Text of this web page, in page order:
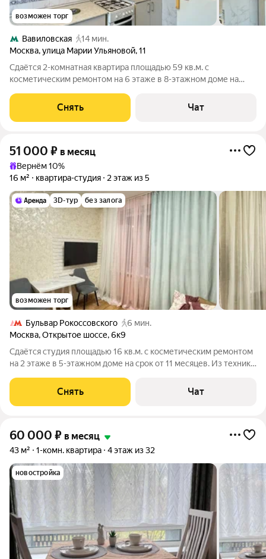
возможен торг
Вавиловская
14 мин.
Москва,улица Марии Ульяновой,11
Сдаётся 2-комнатная квартира площадью 59 кв.м. с
косметическим ремонтом на 6 этаже в 8-этажном доме на
Стиральная машина Холодильник Дом - кирпичный, окна
выходят во двор. В подъезде 1
Снять Чат
51 000 ₽ в месяц
Вернём 10%
16 м²
квартира-студия 2 этаж из 5
3D-тур без залога
возможен торг
Бульвар Рокоссовского
6 мин.
Москва,Открытое шоссе,6к9
Сдаётся студия площадью 16 кв.м. с косметическим ремонтом
на 2 этаже в 5-этажном доме на срок от 11 месяцев. Из техники
Холодильник Микроволновка Дом - кирпичный, окна выходят
на улицу. Коммунальные
Снять Чат
60 000 ₽ в месяц
43 м² 1-комн. квартира 4 этаж из 32
новостройка